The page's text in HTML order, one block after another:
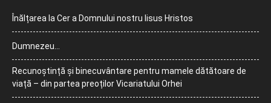
Înălțarea la Cer a Domnului nostru Iisus Hristos
Dumnezeu…
Recunoștință și binecuvântare pentru mamele dătătoare de
viață – din partea preoților Vicariatului Orhei